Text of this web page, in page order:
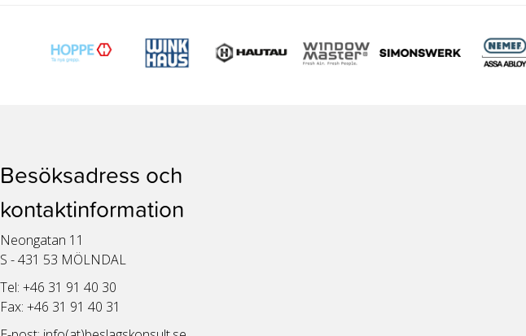
Besöksadress och
kontaktinformation
Neongatan 11
S - 431 53 MÖLNDAL
Tel: +46 31 91 40 30
Fax: +46 31 91 40 31